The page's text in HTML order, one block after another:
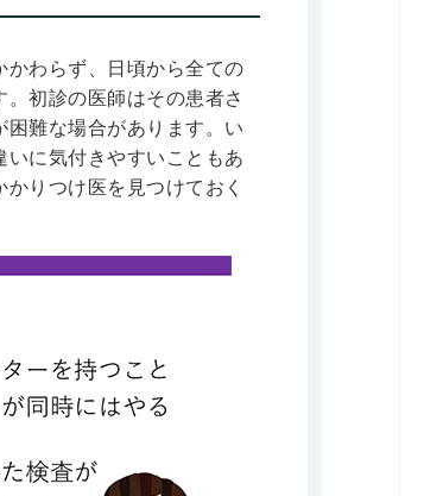
かわらず、日頃から全ての
初診の医師はその患者さ
難な場合があります。い
に気付きやすいこともあ
りつけ医を見つけておく